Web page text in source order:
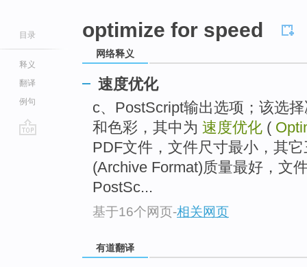
目录
释义
翻译
例句
optimize for speed
网络释义
速度优化
c、PostScript输出选项；该选
和色彩，其中为 速度优化 (
PDF文件，文件尺寸最小，其
(Archive Format)质量最好，文
PostSc...
基于16个网页-相关网页
有道翻译